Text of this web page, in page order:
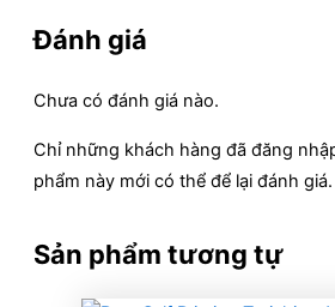
Đánh giá
Chưa có đánh giá nào.
Chỉ những khách hàng đã đăng
phẩm này mới có thể để lại đánh giá.
Sản phẩm tương tự